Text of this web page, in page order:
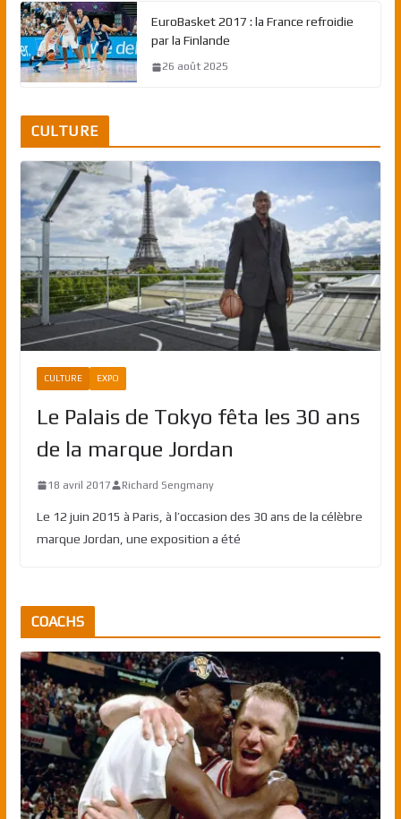
EuroBasket 2017 : la France refroidie
par la Finlande
26 août 2025
CULTURE
CULTURE EXPO
Le Palais de Tokyo fêta les 30 ans
de la marque Jordan
18 avril 2017 Richard Sengmany
Le 12 juin 2015 à Paris, à l’occasion des 30 ans de la célèbre
marque Jordan, une exposition a été
COACHS